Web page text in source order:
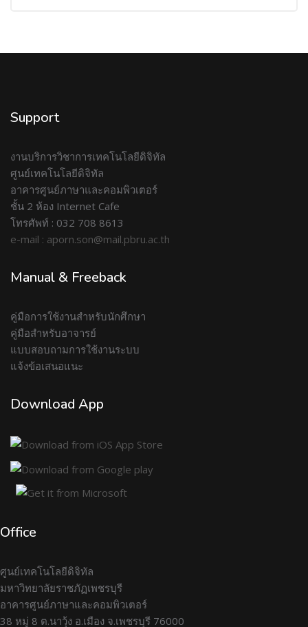
Support
งานบริการวิชาการเทคโนโลยีดิจิทัล
ศูนย์เทคโนโลยีดิจิทัล
อาคารศูนย์ภาษาและคอมพิวเตอร์
ชั้น 2 ห้อง Internet Cafe
โทรศัพท์ : 032 708 8613
e-mail : aporn.son@mail.pbru.ac.th
Manual & Freeback
คู่มือการใช้งานสำหรับนักศึกษา
คู่มือสำหรับอาจารย์
แบบสอบถามการใช้งานระบบ
แจ้งข้อเสนอแนะ
Download App
Office
ศูนย์เทคโนโลยีดิจิทัล
มหาวิทยาลัยราชภัฏเพชรบุรี
อาคารศูนย์ภาษาและคอมพิวเตอร์
38 หมู่ 8 ต.นาวุ้ง อ.เมือง จ.เพชรบุรี 76000